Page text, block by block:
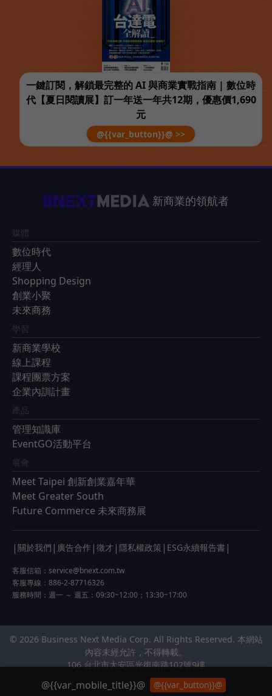
一鍵訂閱，解鎖最完整的 AI 與商業實戰指南 | 數位時
代【夏日閱讀展】訂一年送一年共12期，優惠價1,690
元
@{{var_button}}@ >>
新商業的領航者
媒體
數位時代
經理人
Shopping Design
創業小聚
未來商務
學習
新商業學校
線上課程
課程團票方案
企業內訓計畫
產品
管理知識庫
EventGO活動平台
展會
Meet Taipei 創新創業嘉年華
Meet Greater South
Future Commerce 未來商務展
| 關於我們 | 廣告合作 | 徵才 | 隱私權政策 | ESG永續報告書 |
客服信箱： service@bnext.com.tw
客服專線：886-2-87716326
服務時間：週一 ～ 週五：09:30~12:00；13:30~17:00
© 2026 Business Next Media Corp. All Rights Reserved. 本網站
內容未經允許，不得轉載。
106 台北市大安區光復南路102號9樓
@{{var_mobile_title}}@ @{{var_button}}@